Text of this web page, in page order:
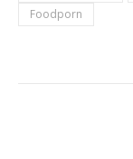
Foodporn